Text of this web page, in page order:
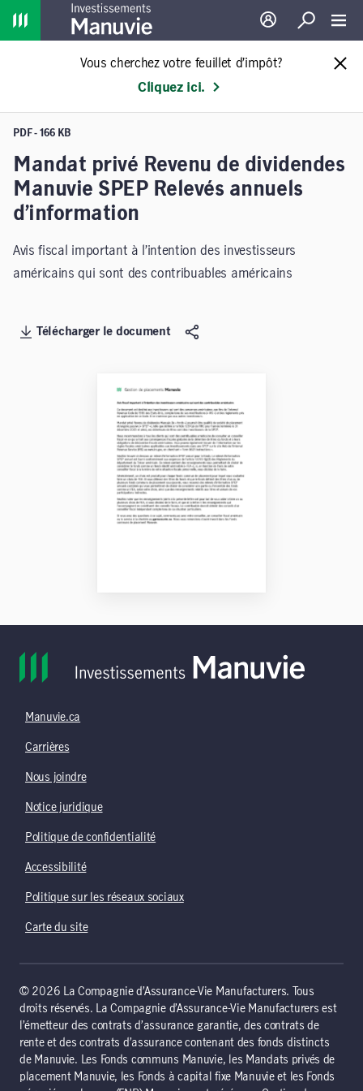
Home
Ouverture de
Recherche
Vous cherchez votre feuillet d’impôt?
Cliquez ici.
PDF - 166 KB
Mandat privé Revenu de dividendes
Manuvie SPEP Relevés annuels
d’information
Avis fiscal important à l’intention des investisseurs
américains qui sont des contribuables américains
Télécharger le document
Manuvie.ca
Carrières
Nous joindre
Notice juridique
Politique de confidentialité
Accessibilité
Politique sur les réseaux sociaux
Carte du site
© 2026 La Compagnie d’Assurance-Vie Manufacturers. Tous
droits réservés. La Compagnie d’Assurance-Vie Manufacturers est
l’émetteur des contrats d’assurance garantie, des contrats de
rente et des contrats d’assurance contenant des fonds distincts
de Manuvie. Les Fonds communs Manuvie, les Mandats privés de
placement Manuvie, les Fonds à capital fixe Manuvie et les Fonds